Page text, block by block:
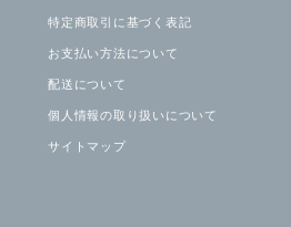
特定商取引に基づく表記
お支払い方法について
配送について
個人情報の取り扱いについて
サイトマップ